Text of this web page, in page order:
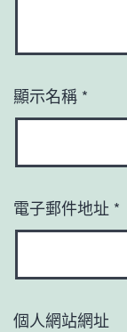
顯示名稱 *
電子郵件地址 *
個人網站網址